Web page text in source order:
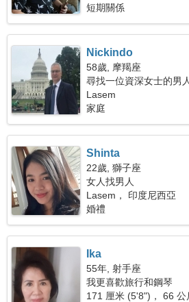
短期關係
Nickindo
58歲, 摩羯座
尋找一位資深女士的男
Lasem
家庭
Shinta
22歲, 獅子座
女人找男人
Lasem， 印度尼西亞
婚禮
Ika
55年, 射手座
我更喜歡旅行和鋼琴
171 厘米 (5'8")， 66 公